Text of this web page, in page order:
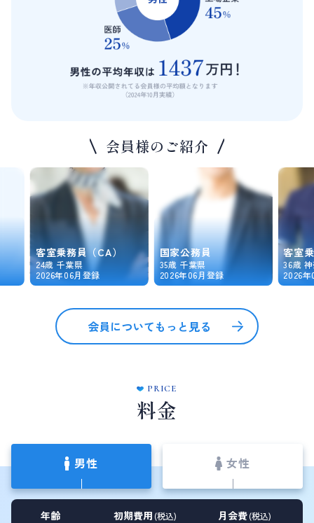
会員様のご紹介
客室乗務員（CA）
24歳 千葉県
2026年06月登録
国家公務員
35歳 千葉県
2026年06月登録
客室
36歳
2026
会員についてもっと見る
PRICE
料金
男性 女性
年齢 初期費用(税込) 月会費(税込)